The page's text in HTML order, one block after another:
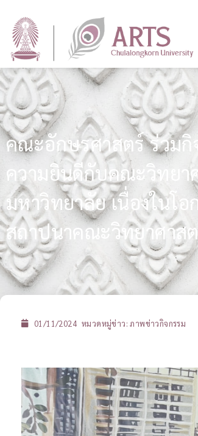
คณะอักษรศาสตร์ ร่วมกิ
ความยินดีกับคณะวิทยา
มหาวิทยาลัย เนื่องในโ
สถาปนาคณะวิทยาศาส
01/11/2024 หมวดหมู่ข่าว:ภาพข่าวกิจกรรม